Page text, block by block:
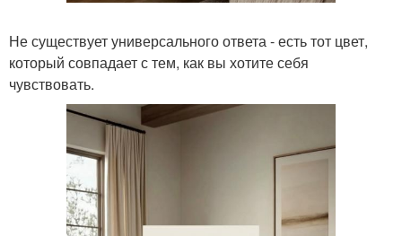
Не существует универсального ответа - есть тот цвет,
который совпадает с тем, как вы хотите себя
чувствовать.